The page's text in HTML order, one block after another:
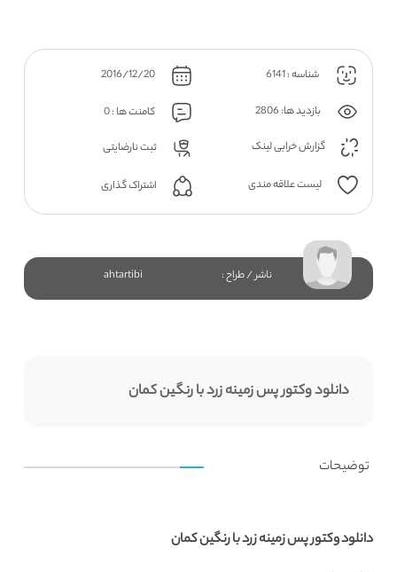
شناسه : 6141 2016/12/20
بازدید ها: 2806
کامنت ها : 0
گزارش خرابی لینک
ثبت نارضایتی
لیست علاقه مندی اشتراک گذاری
ناشر / طراح : ahtartibi
دانلود وکتور پس زمینه زرد با رنگین کمان
توضیحات
دانلود وکتور پس زمینه زرد با رنگین کمان